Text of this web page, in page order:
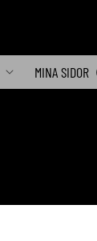
MINA SIDOR